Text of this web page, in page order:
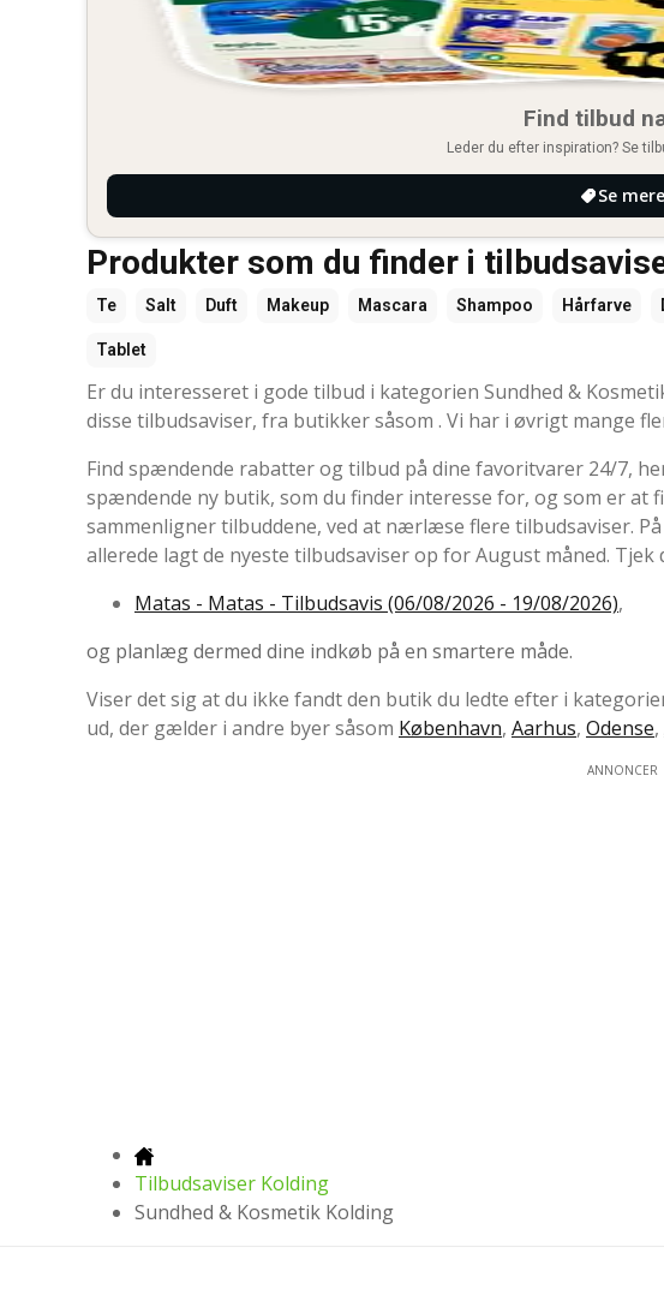
Find tilbud
Leder du efter inspiration? Se
Se mere
Produkter som du finder i
Te Salt Duft Makeup Mascara Shampoo Hårfarve
Tablet
Er du interesseret i gode tilbud i kategorien Sundhed &
disse tilbudsaviser, fra butikker såsom . Vi har i øvrigt mange
Find spændende rabatter og tilbud på dine favoritvarer 24/7,
spændende ny butik, som du finder interesse for, og som er at
sammenligner tilbuddene, ved at nærlæse flere tilbudsaviser.
allerede lagt de nyeste tilbudsaviser op for August måned.
Matas - Matas - Tilbudsavis (06/08/2026 - 19/08/2026),
og planlæg dermed dine indkøb på en smartere måde.
Viser det sig at du ikke fandt den butik du ledte efter i
ud, der gælder i andre byer såsom København, Aarhus, Odense,
ANNONCER
Tilbudsaviser Kolding
Sundhed & Kosmetik Kolding